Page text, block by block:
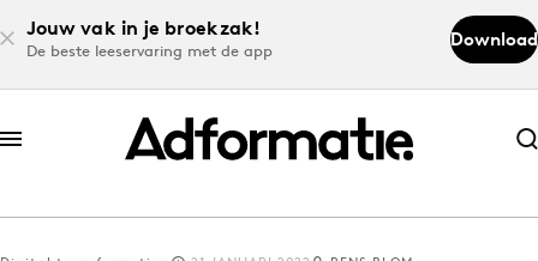
Jouw vak in je broekzak!
De beste leeservaring met de app
Download
Abonneer nu
Abonneer nu